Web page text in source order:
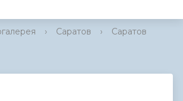
› Саратов › Саратов